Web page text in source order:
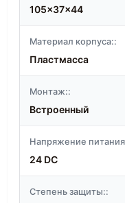
105x37x44
Материал корпуса::
Пластмасса
Монтаж::
Встроенный
Напряжение
24 DC
Степень защиты::